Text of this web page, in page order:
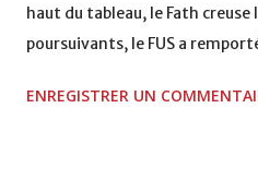
haut du tableau, le Fath
poursuivants, le FUS a
2, Badr Kachani a ouvert la
ENREGISTRER UN